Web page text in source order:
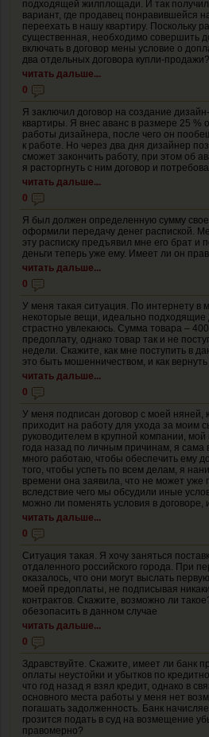
подходящей жилплощади. И так
вариант, где продавец понравившейся
переехать в нашу квартиру. Поскольку
существенная, необходимо совершить
включать в договор мены условие о
два отдельных договора купли-продажи?
читать дальше...
0
Я заключил договор на создание
квартиры. Я внес аванс в размере 25 %
работы дизайнера, после чего он
к работе. Но через два дня дизайнер
сможет закончить работу, при этом об
я расторгнуть с ним договор и
читать дальше...
0
Я был должен определенную сумму
оформили передачу денег распиской.
эту расписку предъявил мне его брат и
деньги теперь уже ему. Имеет ли он
читать дальше...
0
У меня такая ситуация. По интернету в
некоторые вещи, идеально подходящие
страстно увлекаюсь. Сумма товара –
предоплату, однако товар так и не
недели. Скажите, как мне поступить в
это быть мошенничеством, и как вернуть
читать дальше...
0
У меня подписан договор с моей няней,
приходит на работу для ухода за моим
руководителем в крупной компании,
года назад по личным причинам, я сама
много работаю, чтобы обеспечить ему
того, чтобы успеть по всем делам, я
времени она заявила, что не может уже
вследствие чего мы обсудили иные
можно ли поменять условия в договоре,
читать дальше...
0
Ситуация такая. Я хочу заняться
отдаленного российского города. При
оказалось, что они могут выслать
моей предоплаты, не подписывая
контрактов. Скажите, возможно ли
обезопасить в данном случае
читать дальше...
0
Здравствуйте. Скажите, имеет ли банк
оплаты неустойки и убытков по
что год назад я взял кредит, однако в
основного места работы у меня нет
погашать задолженность. Банк
грозится подать в суд на возмещение
правомерно?